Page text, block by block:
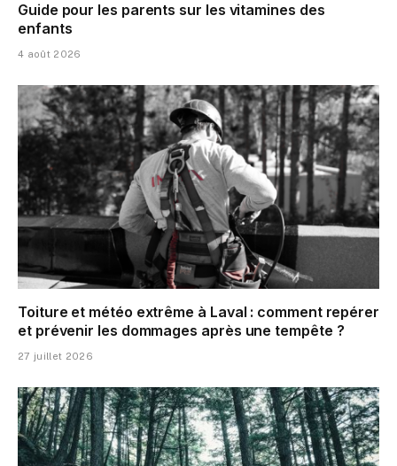
Guide pour les parents sur les vitamines des
enfants
4 août 2026
Toiture et météo extrême à Laval : comment repérer
et prévenir les dommages après une tempête ?
27 juillet 2026